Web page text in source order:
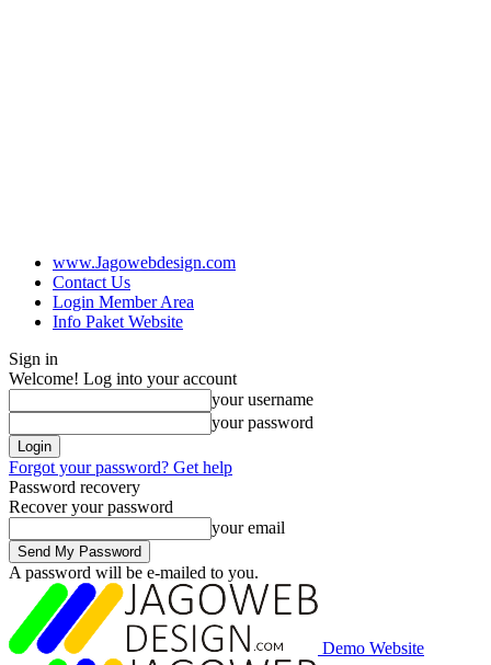
www.Jagowebdesign.com
Contact Us
Login Member Area
Info Paket Website
Sign in
Welcome! Log into your account
your username
your password
Forgot your password? Get help
Password recovery
Recover your password
your email
A password will be e-mailed to you.
Demo Website